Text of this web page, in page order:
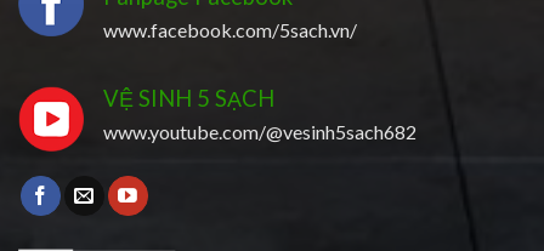
www.facebook.com/5sach.vn/
VỆ SINH 5 SẠCH
www.youtube.com/@vesinh5sach682